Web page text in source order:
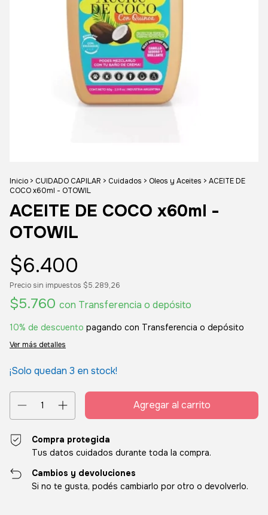
Inicio > CUIDADO CAPILAR > Cuidados > Oleos y Aceites > ACEITE DE
COCO x60ml - OTOWIL
ACEITE DE COCO x60ml -
OTOWIL
$6.400
Precio sin impuestos $5.289,26
$5.760 con Transferencia o depósito
10% de descuento pagando con Transferencia o depósito
Ver más detalles
¡Solo quedan 3 en stock!
Compra protegida
Tus datos cuidados durante toda la compra.
Cambios y devoluciones
Si no te gusta, podés cambiarlo por otro o devolverlo.